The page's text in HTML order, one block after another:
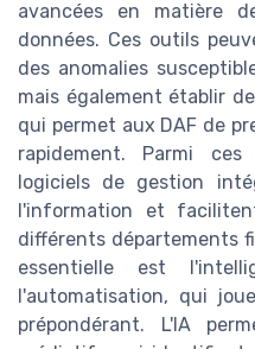
avancées en matière
données. Ces outils
des anomalies
mais également établir
qui permet aux DAF de
rapidement. Parmi
logiciels de gestion
l'information et
différents départements
essentielle est
l'automatisation, qui
prépondérant. L'IA